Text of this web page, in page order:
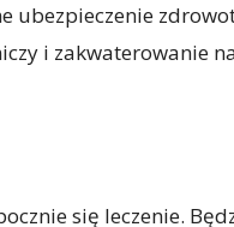
ubezpieczenie
i zakwaterowanie
się leczenie.